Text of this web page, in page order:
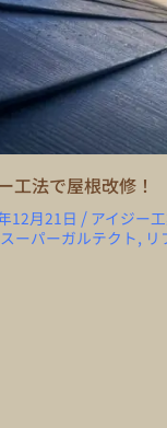
工法で屋根改修！
12月21日 / アイジー
スーパーガルテクト, リ